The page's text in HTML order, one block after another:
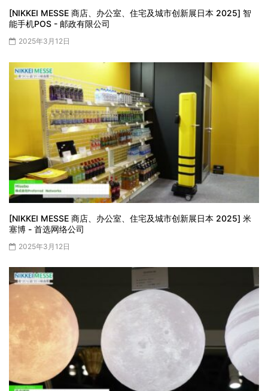
[NIKKEI MESSE 商店、办公室、住宅及城市创新展日本 2025] 智
能手机POS - 邮政有限公司
2025年3月12日
[NIKKEI MESSE 商店、办公室、住宅及城市创新展日本 2025] 米
塞博 - 首选网络公司
2025年3月12日